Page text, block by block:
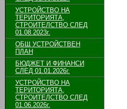
УСТРОЙСТВО НА
ТЕРИТОРИЯТА,
СТРОИТЕЛСТВО СЛЕД
01.08.2023г.
ОБЩ УСТРОЙСТВЕН
ПЛАН
БЮДЖЕТ И ФИНАНСИ
СЛЕД 01.01.2026г.
УСТРОЙСТВО НА
ТЕРИТОРИЯТА,
СТРОИТЕЛСТВО СЛЕД
01.06.2026г.